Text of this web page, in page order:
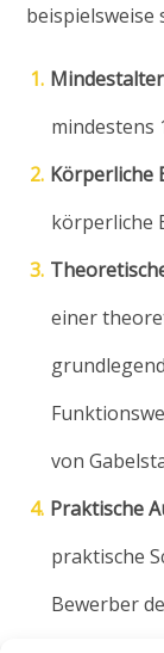
beispielsweise
Mindestalter
mindestens
Körperliche
körperliche
einer
von
Praktische
praktische
Bewerber